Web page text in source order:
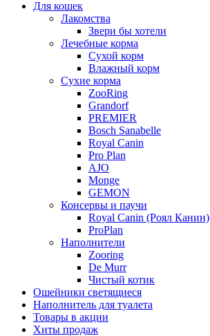
Для кошек
Лакомства
Звери бы хотели
Лечебные корма
Сухой корм
Влажный корм
Сухие корма
ZooRing
Grandorf
PREMIER
Bosch Sanabelle
Royal Canin
Pro Plan
AJO
Monge
GEMON
Консервы и паучи
Royal Canin (Роял Канин)
ProPlan
Наполнители
Zooring
De Murr
Чистый котик
Ошейники светящиеся
Наполнитель для туалета
Товары в акции
Хиты продаж